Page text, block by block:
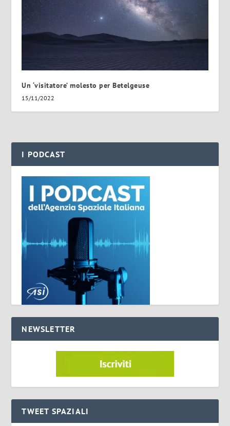
Un ‘visitatore’ molesto per Betelgeuse
15/11/2022
I PODCAST
NEWSLETTER
TWEET SPAZIALI